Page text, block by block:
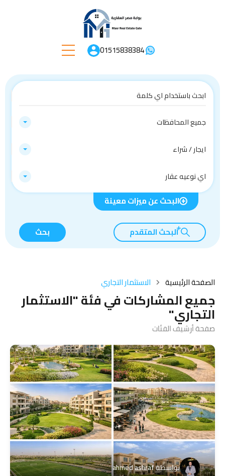
01515838384
جميع المحافظات
ايجار / شراء
اي نوعيه عقار
البحث عن ميزات معينة
البحث المتقدم بحث
الصفحة الرئيسية الاستثمار التجاري
جميع المشاركات في فئة "الاستثمار
التجاري"
صفحة أرشيف الفئات
بواسطةahmed ashraf